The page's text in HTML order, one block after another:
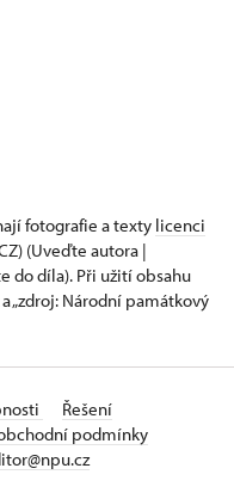
fotografie a texty licenci
(Uveďte autora |
do díla). Při užití obsahu
„zdroj: Národní památkový
Řešení
podmínky